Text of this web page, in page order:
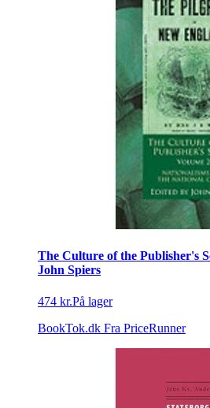
The Culture of the Publisher's
John Spiers
474 kr.På lager
BookTok.dk Fra PriceRunner